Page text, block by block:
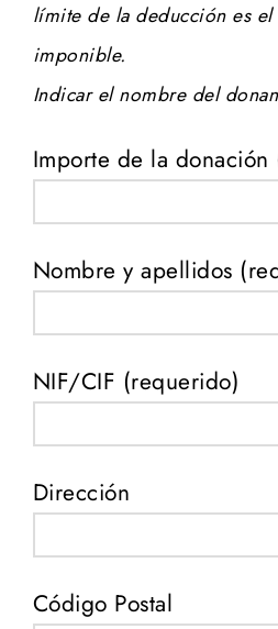
límite de la deducción es el
imponible.
Indicar el nombre del
Importe de la
Nombre y apellidos
NIF/CIF (requerido)
Dirección
Código Postal